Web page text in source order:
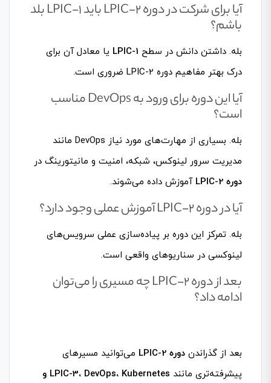
آیا برای شرکت در دوره LPIC-2 باید LPIC-1 بلد
باشم؟
بله. داشتن دانش در سطح LPIC-1 یا معادل آن برای
درک بهتر مفاهیم دوره LPIC-2 ضروری است.
آیا این دوره برای ورود به DevOps مناسب
است؟
بله. بسیاری از مهارت‌های مورد نیاز DevOps مانند
مدیریت سرور لینوکس، شبکه، امنیت و مانیتورینگ در
دوره LPIC-2
آموزش داده می‌شوند.
آیا در دوره LPIC-2 آموزش عملی وجود دارد؟
بله. تمرکز این دوره بر پیاده‌سازی عملی سرویس‌های
لینوکسی در سناریوهای واقعی است.
بعد از دوره LPIC-2 چه مسیری را می‌توان
ادامه داد؟
بعد از گذراندن دوره LPIC-2
می‌توانید مسیرهای
پیشرفته‌تری مانند
LPIC-3، DevOps، Kubernetes و